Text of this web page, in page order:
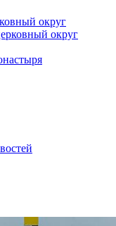
округ
округ